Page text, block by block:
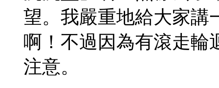
望。我嚴重地給大家講
啊！不過因為有滾走輪
注意。